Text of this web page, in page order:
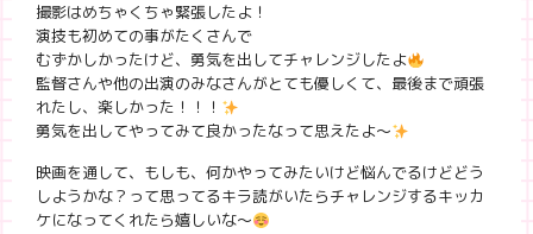
撮影はめちゃくちゃ緊張したよ！
演技も初めての事がたくさんで
むずかしかったけど、勇気を出してチャレンジしたよ
監督さんや他の出演のみなさんがとても優しくて、最後まで頑張
れたし、楽しかった！！！
勇気を出してやってみて良かったなって思えたよ〜
映画を通して、もしも、何かやってみたいけど悩んでるけどどう
しようかな？って思ってるキラ読がいたらチャレンジするキッカ
ケになってくれたら嬉しいな〜